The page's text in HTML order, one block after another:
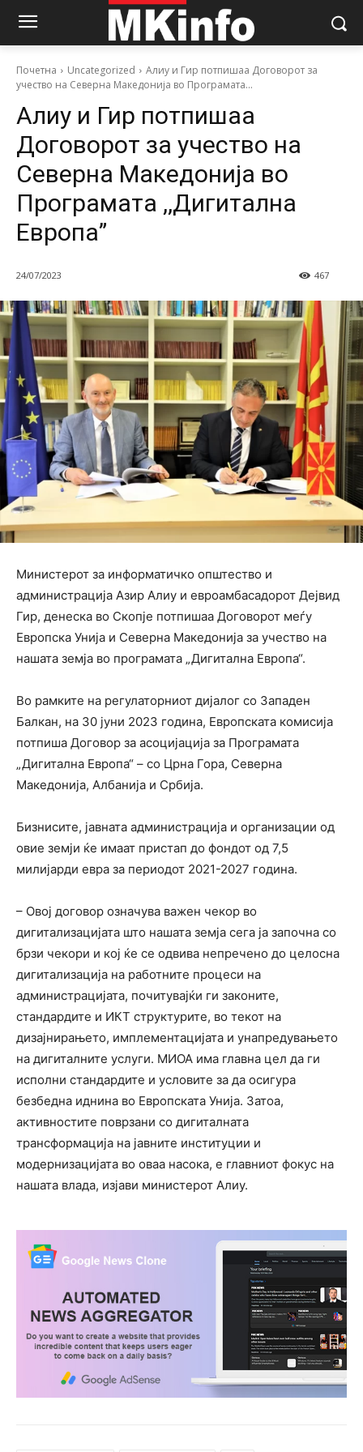
Почетна Uncategorized
Алиу и Гир потпишаа Договорот за
учество на Северна Македонија во Програмата...
Алиу и Гир потпишаа
Договорот за учество на
Северна Македонија во
Програмата ,,Дигитална
Европа”
24/07/2023 467
Министерот за информатичко општество и
администрација Азир Алиу и евроамбасадорот Дејвид
Гир, денеска во Скопје потпишаа Договорот меѓу
Европска Унија и Северна Македонија за учество на
нашата земја во програмата „Дигитална Европа“.
Во рамките на регулаторниот дијалог со Западен
Балкан, на 30 јуни 2023 година, Европската комисија
потпиша Договор за асоцијација за Програмата
„Дигитална Европа“ – со Црна Гора, Северна
Македонија, Албанија и Србија.
Бизнисите, јавната администрација и организации од
овие земји ќе имаат пристап до фондот од 7,5
милијарди евра за периодот 2021-2027 година.
– Овој договор означува важен чекор во
дигитализацијата што нашата земја сега ја започна со
брзи чекори и кој ќе се одвива непречено до целосна
дигитализација на работните процеси на
администрацијата, почитувајќи ги законите,
стандардите и ИКТ структурите, во текот на
дизајнирањето, имплементацијата и унапредувањето
на дигиталните услуги. МИОА има главна цел да ги
исполни стандардите и условите за да осигура
безбедна иднина во Европската Унија. Затоа,
активностите поврзани со дигиталната
трансформација на јавните институции и
модернизацијата во оваа насока, е главниот фокус на
нашата влада, изјави министерот Алиу.